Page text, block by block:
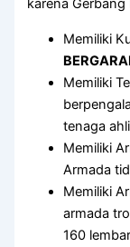
karena Gerbang
Memiliki
Memiliki
tenaga
Memiliki
Armada
Memiliki
armada
160